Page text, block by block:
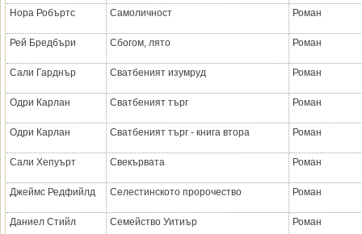
Нора Робъртс Самоличност Роман
Рей Бредбъри Сбогом, лято Роман
Сали Гарднър Сватбеният изумруд Роман
Одри Карлан Сватбеният търг Роман
Одри Карлан Сватбеният търг - книга втора Роман
Сали Хепуърт Свекървата Роман
Джеймс Редфийлд Селестинското пророчество Роман
Даниел Стийл Семейство Уитиър Роман